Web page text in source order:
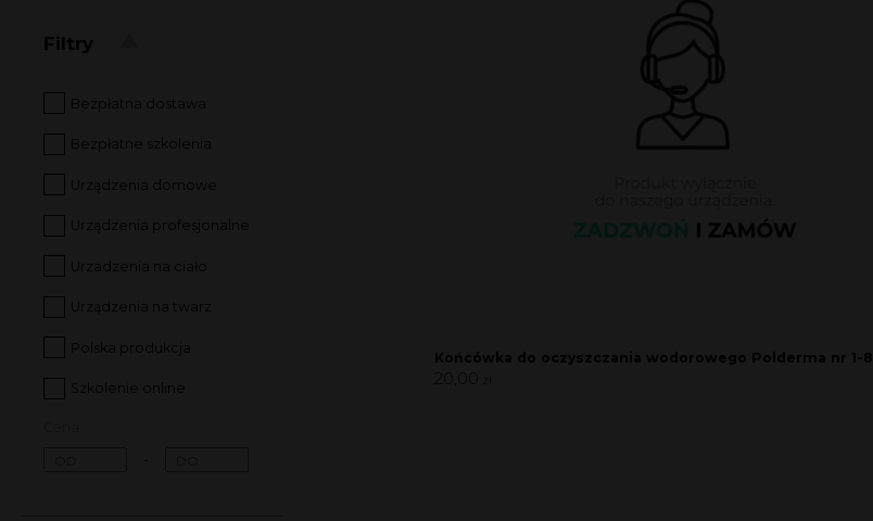
Filtry
Bezpłatna dostawa
Bezpłatne szkolenia
Urządzenia domowe
Urządzenia profesjonalne
Urzadzenia na ciało
Urządzenia na twarz
Polska produkcja
Szkolenie online
Końcówka do oczyszczania wodorowego Polderma nr 1-8
zł